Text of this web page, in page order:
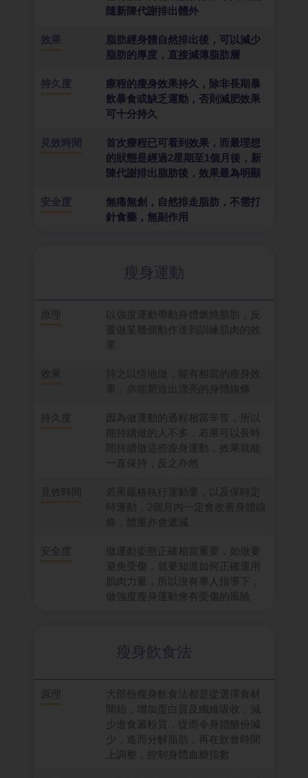
隨新陳代謝排出體外
效果
脂肪經身體自然排出後，可以減少
脂肪的厚度，直接減薄脂肪層
持久度
療程的瘦身效果持久，除非長期暴
飲暴食或缺乏運動，否則減肥效果
可十分持久
見效時間
首次療程已可看到效果，而最理想
的狀態是經過2星期至1個月後，新
陳代謝排出脂肪後，效果最為明顯
安全度
無痛無創，自然排走脂肪，不需打
針食藥，無副作用
瘦身運動
原理
以強度運動帶動身體燃燒脂肪，反
覆做某幾個動作達到訓練肌肉的效
果
效果
持之以恆地做，能有相當的瘦身效
果，亦能塑造出漂亮的身體線條
持久度
因為做運動的過程相當辛苦，所以
能持續做的人不多，若果可以長時
間持續做這些瘦身運動，效果就能
一直保持，反之亦然
見效時間
若果嚴格執行運動量，以及保時定
時運動，2個月內一定會改善身體線
條，體重亦會遞減
安全度
做運動姿態正確相當重要，如做要
避免受傷，就要知道如何正確運用
肌肉力量，所以沒有專人指導下，
做強度瘦身運動會有受傷的風險
瘦身飲食法
原理
大部份瘦身飲食法都是從選擇食材
開始，增加蛋白質及纖維吸收，減
少進食澱粉質，從而令身體醣份減
少，進而分解脂肪，再在飲食時間
上調整，控制身體血糖指數